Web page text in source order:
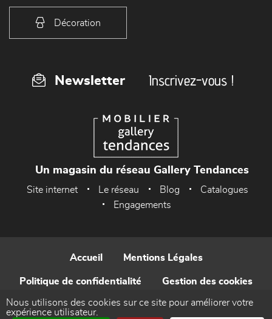
Décoration
Newsletter Inscrivez-vous !
Un magasin du réseau Gallery Tendances
Site internet Le réseau Blog
Catalogues
Engagements
Accueil Mentions Légales
Politique de confidentialité Gestion des cookies
Contact
Nous utilisons des cookies sur ce site pour améliorer votre
expérience utilisateur.